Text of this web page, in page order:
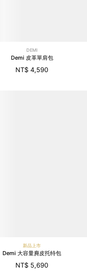
DEMI
Demi 皮革單肩包
NT$ 4,590
新品上市
Demi 大容量麂皮托特包
NT$ 5,690